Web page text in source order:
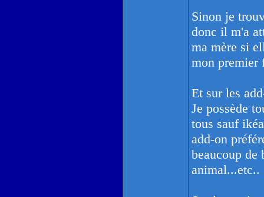
Sinon je
donc il m'a
ma mère si
mon premier
Et sur les
Je possède
tous sauf
add-on
beaucoup de
animal...etc..